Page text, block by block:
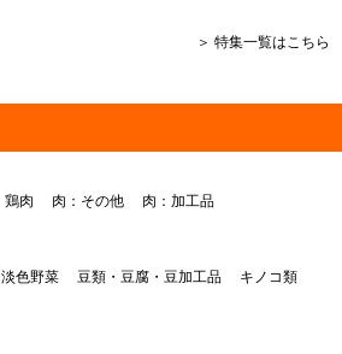
＞ 特集一覧はこちら
鶏肉 肉：その他 肉：加工品
淡色野菜 豆類・豆腐・豆加工品
キノコ類